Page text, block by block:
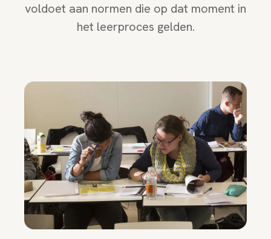
voldoet aan normen die op dat moment in
het leerproces gelden.